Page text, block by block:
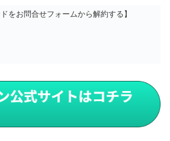
をお問合せフォームから解約する】